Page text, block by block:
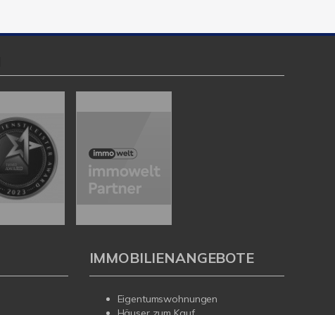
IMMOBILIENANGEBOTE
Eigentumswohnungen